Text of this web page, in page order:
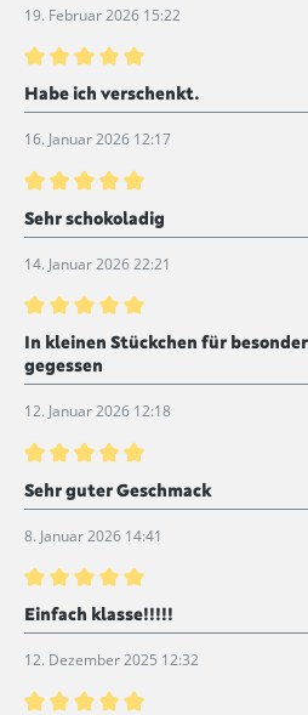
19. Februar 2026 15:22
Bewertung mit 5 von 5 Sternen
Habe ich verschenkt.
16. Januar 2026 12:17
Bewertung mit 5 von 5 Sternen
Sehr schokoladig
14. Januar 2026 22:21
Bewertung mit 5 von 5 Sternen
In kleinen Stückchen für
gegessen
12. Januar 2026 12:18
Bewertung mit 5 von 5 Sternen
Sehr guter Geschmack
8. Januar 2026 14:41
Bewertung mit 5 von 5 Sternen
Einfach klasse!!!!!
12. Dezember 2025 12:32